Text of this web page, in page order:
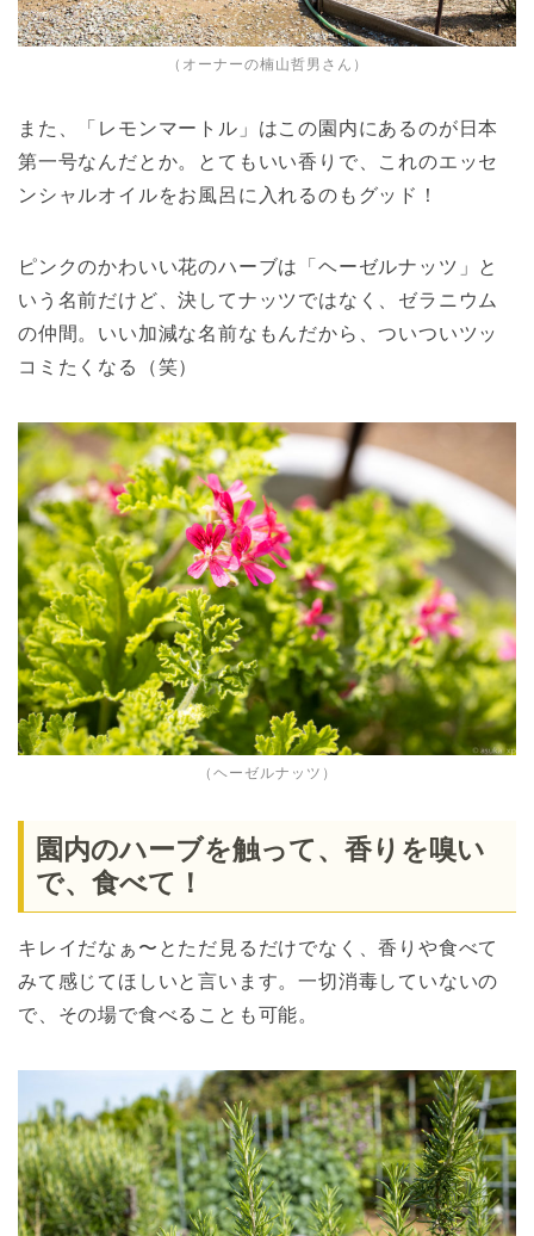
（オーナーの楠山哲男さん）
また、「レモンマートル」はこの園内にあるのが日本
第一号なんだとか。とてもいい香りで、これのエッセ
ンシャルオイルをお風呂に入れるのもグッド！
ピンクのかわいい花のハーブは「ヘーゼルナッツ」と
いう名前だけど、決してナッツではなく、ゼラニウム
の仲間。いい加減な名前なもんだから、ついついツッ
コミたくなる（笑）
（ヘーゼルナッツ）
園内のハーブを触って、香りを嗅い
で、食べて！
キレイだなぁ〜とただ見るだけでなく、香りや食べて
みて感じてほしいと言います。一切消毒していないの
で、その場で食べることも可能。